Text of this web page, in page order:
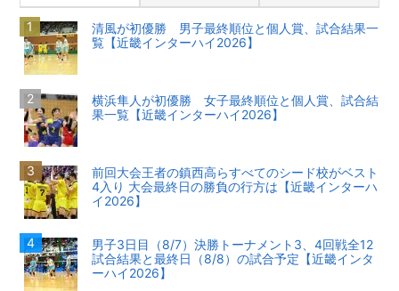
清風が初優勝 男子最終順位と個人賞、試合結果一
覧【近畿インターハイ2026】
横浜隼人が初優勝 女子最終順位と個人賞、試合結
果一覧【近畿インターハイ2026】
前回大会王者の鎮西高らすべてのシード校がベスト
4入り 大会最終日の勝負の行方は【近畿インターハ
イ2026】
男子3日目（8/7）決勝トーナメント3、4回戦全12
試合結果と最終日（8/8）の試合予定【近畿インタ
ーハイ2026】